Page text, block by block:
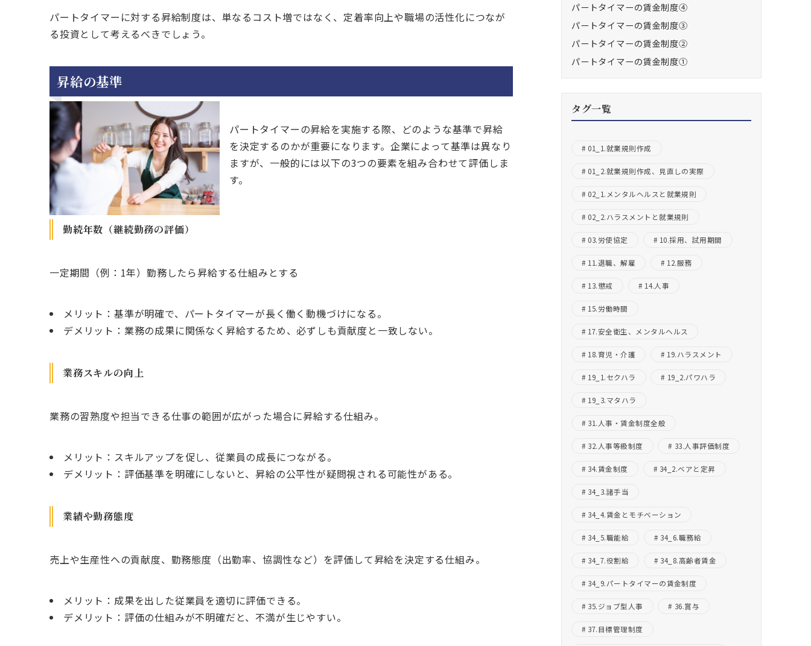
パートタイマーに対する昇給制度は、単なるコスト増ではなく、定着率向上や職場の活性化につなが
る投資として考えるべきでしょう。
昇給の基準
パートタイマーの昇給を実施する際、どのような基準で昇給
を決定するのかが重要になります。企業によって基準は異なり
ますが、一般的には以下の3つの要素を組み合わせて評価しま
す。
勤続年数（継続勤務の評価）
一定期間（例：1年）勤務したら昇給する仕組みとする
メリット：基準が明確で、パートタイマーが長く働く動機づけになる。
デメリット：業務の成果に関係なく昇給するため、必ずしも貢献度と一致しない。
業務スキルの向上
業務の習熟度や担当できる仕事の範囲が広がった場合に昇給する仕組み。
メリット：スキルアップを促し、従業員の成長につながる。
デメリット：評価基準を明確にしないと、昇給の公平性が疑問視される可能性がある。
業績や勤務態度
売上や生産性への貢献度、勤務態度（出勤率、協調性など）を評価して昇給を決定する仕組み。
メリット：成果を出した従業員を適切に評価できる。
デメリット：評価の仕組みが不明確だと、不満が生じやすい。
パートタイマーの賃金制度④
パートタイマーの賃金制度③
パートタイマーの賃金制度②
パートタイマーの賃金制度①
タグ一覧
01_1.就業規則作成
01_2.就業規則作成、見直しの実際
02_1.メンタルヘルスと就業規則
02_2.ハラスメントと就業規則
03.労使協定 10.採用、試用期間
11.退職、解雇 12.服務
13.懲戒 14.人事
15.労働時間
17.安全衛生、メンタルヘルス
18.育児・介護 19.ハラスメント
19_1.セクハラ 19_2.パワハラ
19_3.マタハラ
31.人事・賃金制度全般
32.人事等級制度 33.人事評価制度
34.賃金制度 34_2.ベアと定昇
34_3.諸手当
34_4.賃金とモチベーション
34_5.職能給 34_6.職務給
34_7.役割給 34_8.高齢者賃金
34_9.パートタイマーの賃金制度
35.ジョブ型人事 36.賞与
37.目標管理制度